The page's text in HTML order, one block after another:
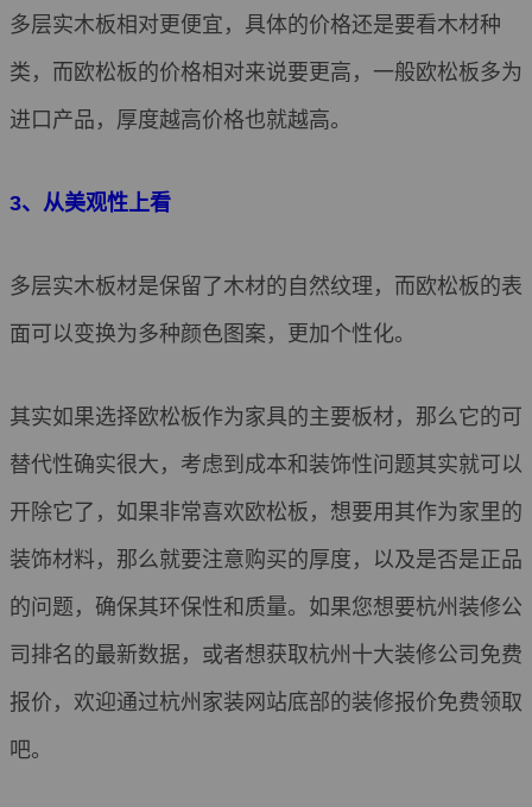
多层实木板相对更便宜，具体的价格还是要看木材种
类，而欧松板的价格相对来说要更高，一般欧松板多为
进口产品，厚度越高价格也就越高。
3、从美观性上看
多层实木板材是保留了木材的自然纹理，而欧松板的表
面可以变换为多种颜色图案，更加个性化。
其实如果选择欧松板作为家具的主要板材，那么它的可
替代性确实很大，考虑到成本和装饰性问题其实就可以
开除它了，如果非常喜欢欧松板，想要用其作为家里的
装饰材料，那么就要注意购买的厚度，以及是否是正品
的问题，确保其环保性和质量。如果您想要杭州装修公
司排名的最新数据，或者想获取杭州十大装修公司免费
报价，欢迎通过杭州家装网站底部的装修报价免费领取
吧。